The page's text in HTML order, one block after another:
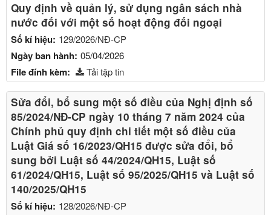
Quy định về quản lý, sử dụng ngân sách nhà
nước đối với một số hoạt động đối ngoại
Số kí hiệu: 129/2026/NĐ-CP
Ngày ban hành: 05/04/2026
File đính kèm: Tải tập tin
Sửa đổi, bổ sung một số điều của Nghị định số
85/2024/NĐ-CP ngày 10 tháng 7 năm 2024 của
Chính phủ quy định chi tiết một số điều của
Luật Giá số 16/2023/QH15 được sửa đổi, bổ
sung bởi Luật số 44/2024/QH15, Luật số
61/2024/QH15, Luật số 95/2025/QH15 và Luật số
140/2025/QH15
Số kí hiệu: 128/2026/NĐ-CP